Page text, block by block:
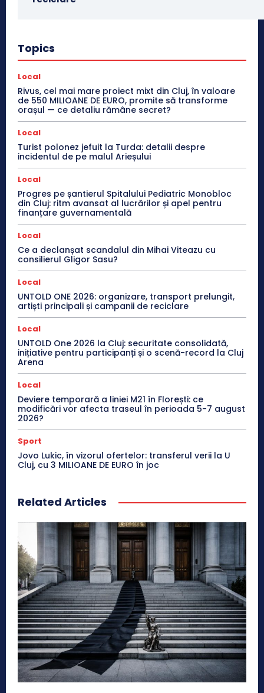
Topics
Local
Rivus, cel mai mare proiect mixt din Cluj, în valoare
de 550 MILIOANE DE EURO, promite să transforme
orașul — ce detaliu rămâne secret?
Local
Turist polonez jefuit la Turda: detalii despre
incidentul de pe malul Arieșului
Local
Progres pe șantierul Spitalului Pediatric Monobloc
din Cluj: ritm avansat al lucrărilor și apel pentru
finanțare guvernamentală
Local
Ce a declanșat scandalul din Mihai Viteazu cu
consilierul Gligor Sasu?
Local
UNTOLD ONE 2026: organizare, transport prelungit,
artiști principali și campanii de reciclare
Local
UNTOLD One 2026 la Cluj: securitate consolidată,
inițiative pentru participanți și o scenă-record la Cluj
Arena
Local
Deviere temporară a liniei M21 în Florești: ce
modificări vor afecta traseul în perioada 5-7 august
2026?
Sport
Jovo Lukic, în vizorul ofertelor: transferul verii la U
Cluj, cu 3 MILIOANE DE EURO în joc
Related Articles